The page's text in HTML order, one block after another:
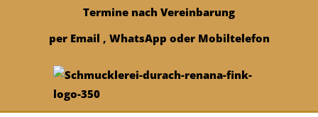
Termine nach Vereinbarung
per Email , WhatsApp oder Mobiltelefon